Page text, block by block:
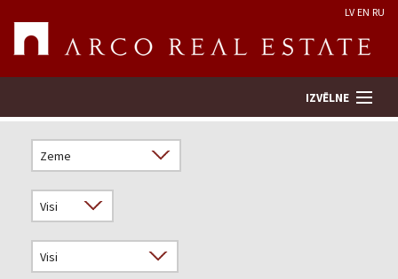
LV EN RU
IZVĒLNE
Novērtēt īpašumu
Uzņēmums